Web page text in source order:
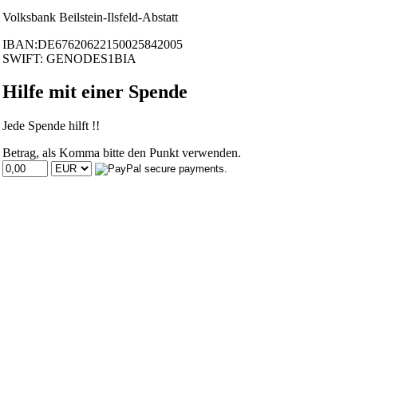
Volksbank Beilstein-Ilsfeld-Abstatt
IBAN:DE67620622150025842005
SWIFT: GENODES1BIA
Hilfe mit einer Spende
Jede Spende hilft !!
Betrag, als Komma bitte den Punkt verwenden.